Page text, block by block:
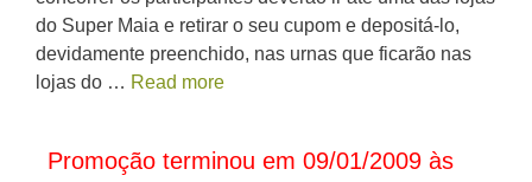
do Super Maia e retirar o seu cupom e depositá-lo,
devidamente preenchido, nas urnas que ficarão nas
lojas do … Read more
Promoção terminou em 09/01/2009 às